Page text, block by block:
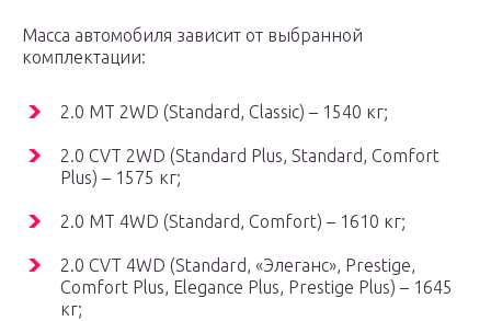
Масса автомобиля зависит от выбранной
комплектации:
2.0 MT 2WD (Standard, Classic) – 1540 кг;
2.0 CVT 2WD (Standard Plus, Standard, Comfort
Plus) – 1575 кг;
2.0 MT 4WD (Standard, Comfort) – 1610 кг;
2.0 CVT 4WD (Standard, «Элеганс», Prestige,
Comfort Plus, Elegance Plus, Prestige Plus) – 1645
кг;